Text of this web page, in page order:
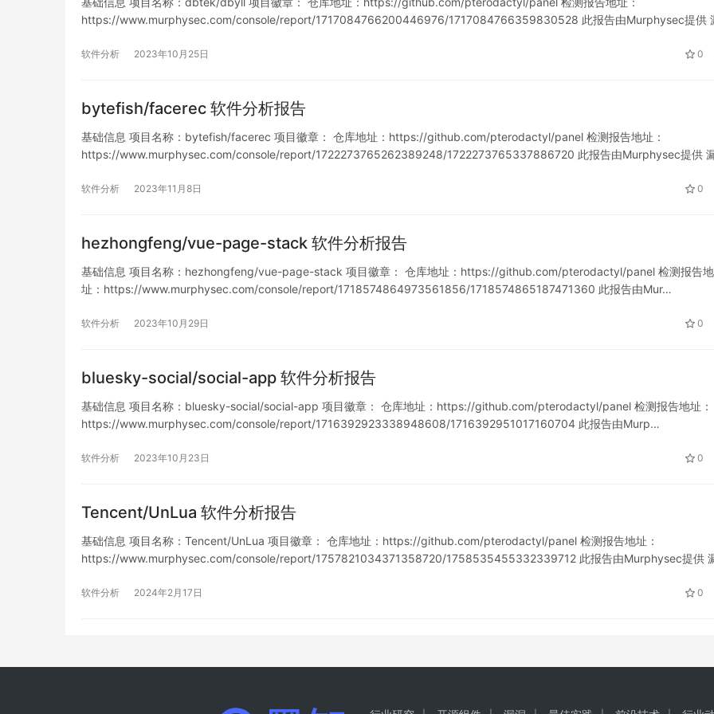
https://www.murphysec.com/console/report/1717084766200446976/1717084766359830528 此报告由Murphysec提供
软件分析 2023年10月25日 0
bytefish/facerec 软件分析报告
基础信息 项目名称：bytefish/facerec 项目徽章： 仓库地址：https://github.com/pterodactyl/panel 检测报告地址：
https://www.murphysec.com/console/report/1722273765262389248/1722273765337886720 此报告由Murphysec提供
软件分析 2023年11月8日 0
hezhongfeng/vue-page-stack 软件分析报告
基础信息 项目名称：hezhongfeng/vue-page-stack 项目徽章： 仓库地址：https://github.com/pterodactyl/panel 检测报告地
址：https://www.murphysec.com/console/report/1718574864973561856/1718574865187471360 此报告由Mur…
软件分析 2023年10月29日 0
bluesky-social/social-app 软件分析报告
基础信息 项目名称：bluesky-social/social-app 项目徽章： 仓库地址：https://github.com/pterodactyl/panel 检测报告地址：
https://www.murphysec.com/console/report/1716392923338948608/1716392951017160704 此报告由Murp…
软件分析 2023年10月23日 0
Tencent/UnLua 软件分析报告
基础信息 项目名称：Tencent/UnLua 项目徽章： 仓库地址：https://github.com/pterodactyl/panel 检测报告地址：
https://www.murphysec.com/console/report/1757821034371358720/1758535455332339712 此报告由Murphysec提供
软件分析 2024年2月17日 0